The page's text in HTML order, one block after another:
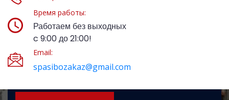
Время работы:
Работаем без выходных
c 9:00 до 21:00!
Email:
spasibozakaz@gmail.com